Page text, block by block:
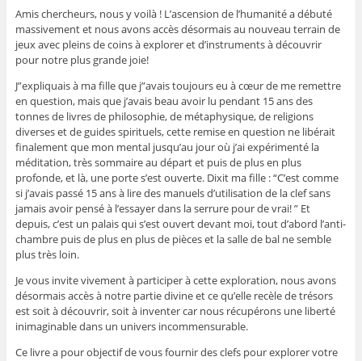
Amis chercheurs, nous y voilà ! L’ascension de l’humanité a débuté
massivement et nous avons accès désormais au nouveau terrain de
jeux avec pleins de coins à explorer et d’instruments à découvrir
pour notre plus grande joie!
J”expliquais à ma fille que j”avais toujours eu à cœur de me remettre
en question, mais que j’avais beau avoir lu pendant 15 ans des
tonnes de livres de philosophie, de métaphysique, de religions
diverses et de guides spirituels, cette remise en question ne libérait
finalement que mon mental jusqu’au jour où j’ai expérimenté la
méditation, très sommaire au départ et puis de plus en plus
profonde, et là, une porte s’est ouverte. Dixit ma fille : “C’est comme
si j’avais passé 15 ans à lire des manuels d’utilisation de la clef sans
jamais avoir pensé à l’essayer dans la serrure pour de vrai! ” Et
depuis, c’est un palais qui s’est ouvert devant moi, tout d’abord l’anti-
chambre puis de plus en plus de pièces et la salle de bal ne semble
plus très loin.
Je vous invite vivement à participer à cette exploration, nous avons
désormais accès à notre partie divine et ce qu’elle recèle de trésors
est soit à découvrir, soit à inventer car nous récupérons une liberté
inimaginable dans un univers incommensurable.
Ce livre a pour objectif de vous fournir des clefs pour explorer votre